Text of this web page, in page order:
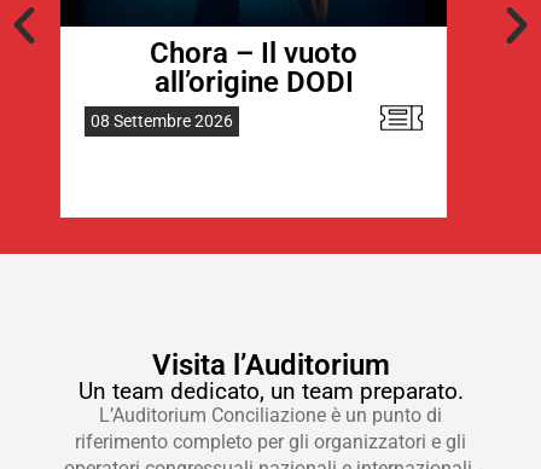
Chora – Il vuoto
all’origine DODI
08 Settembre 2026
Visita l’Auditorium
Un team dedicato, un team preparato.
L’Auditorium Conciliazione è un punto di
riferimento completo per gli organizzatori e gli